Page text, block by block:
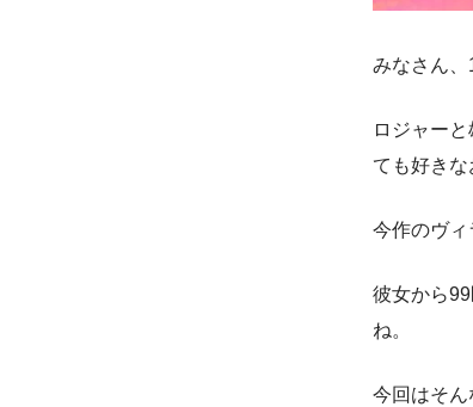
みなさん、
ロジャー
ても好きな
今作のヴィ
彼女から
ね。
今回はそん